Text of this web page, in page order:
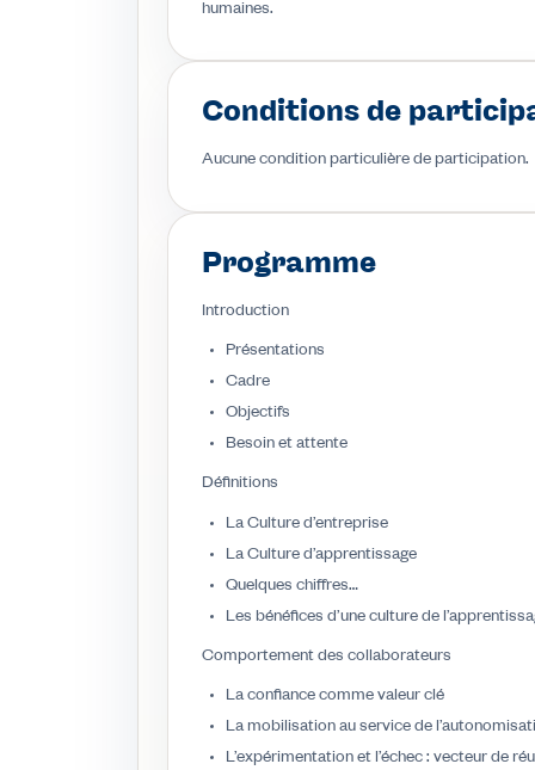
humaines.
Conditions de
Aucune condition particulière de participation.
Programme
Introduction
Présentations
Cadre
Objectifs
Besoin et attente
Définitions
La Culture d’entreprise
La Culture d’apprentissage
Quelques chiffres…
Les bénéfices d’une culture de
Comportement des collaborateurs
La confiance comme valeur clé
La mobilisation au service de
L’expérimentation et l’échec : vecteur de